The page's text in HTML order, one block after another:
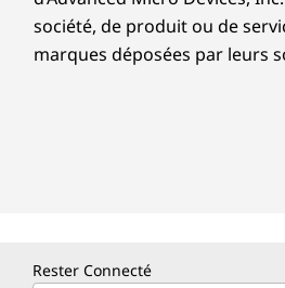
société, de produit ou de
marques déposées par leurs
Rester Connecté